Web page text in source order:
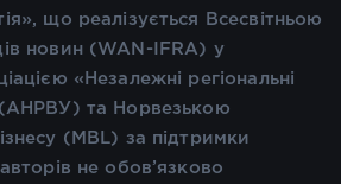
що реалізується Всесвітньою
новин (WAN-IFRA) у
«Незалежні регіональні
(АНРВУ) та Норвезькою
(MBL) за підтримки
не обов’язково